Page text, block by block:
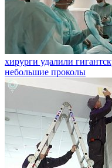
хирурги удалили
небольшие проколы